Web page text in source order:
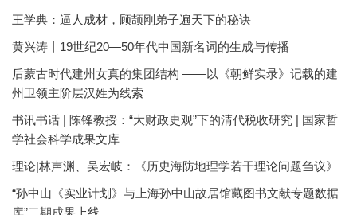
王学典：逼人成材，顾颉刚弟子遍天下的秘诀
黄兴涛丨19世纪20—50年代中国新名词的生成与传播
后蒙古时代建州女真的集团结构 ——以《朝鲜实录》记载的建
州卫领主阶层汉姓为线索
书讯书话 | 陈锋教授：“大财政史观”下的清代税收研究 | 国家哲
学社会科学成果文库
理论|林声渊、吴宏岐：《历史海防地理学若干理论问题刍议》
“孙中山《实业计划》与上海孙中山故居馆藏图书文献专题数据
库”二期成果上线